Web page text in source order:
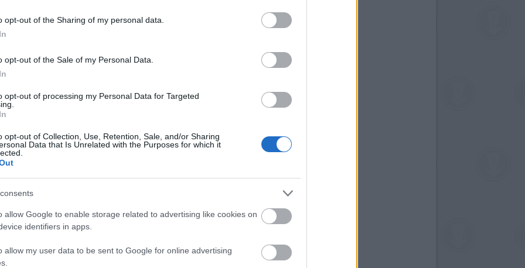
opt-out of the Sharing of my personal data.
opt-out of the Sale of my Personal Data.
opt-out of processing my Personal Data for Targeted
opt-out of Collection, Use, Retention, Sale, and/or Sharing
Data that Is Unrelated with the Purposes for which it
allow Google to enable storage related to advertising like cookies on
identifiers in apps.
allow my user data to be sent to Google for online advertising
Spacey a III. Richárdban
előadás, amikor megszólalt egy mobiltelefon a
nem reagálnak a telefonra, de Spacey
ki a szerepből és a nyomorék király hangján
hogy nem érünk rá!”
pár nézőt, ezért elővett egy zöld lézert és
Spacey és a rendező, Sam Mendes munkáját